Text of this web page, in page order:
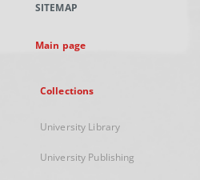
new
SITEMAP
Main page
Collections
University Library
University Publishing